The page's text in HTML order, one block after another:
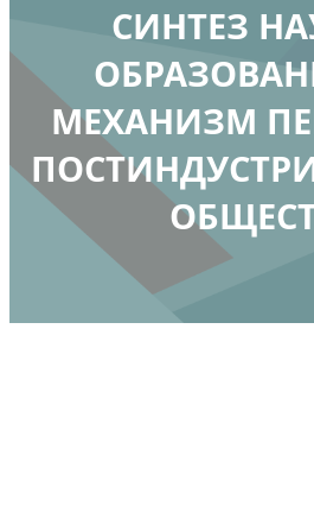
СИНТЕЗ
МЕХАНИЗМ